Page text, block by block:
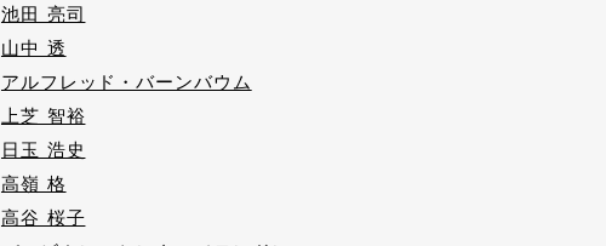
池田 亮司
山中 透
アルフレッド・バーンバウム
上芝 智裕
日玉 浩史
高嶺 格
高谷 桜子